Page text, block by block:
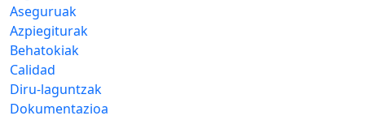
Aseguruak
Azpiegiturak
Behatokiak
Calidad
Diru-laguntzak
Dokumentazioa